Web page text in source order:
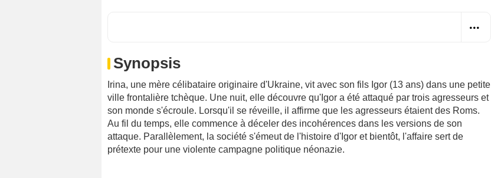
Synopsis
Irina, une mère célibataire originaire d'Ukraine, vit avec son fils Igor (13 ans) dans une petite
ville frontalière tchèque. Une nuit, elle découvre qu'Igor a été attaqué par trois agresseurs et
son monde s'écroule. Lorsqu'il se réveille, il affirme que les agresseurs étaient des Roms.
Au fil du temps, elle commence à déceler des incohérences dans les versions de son
attaque. Parallèlement, la société s'émeut de l'histoire d'Igor et bientôt, l'affaire sert de
prétexte pour une violente campagne politique néonazie.